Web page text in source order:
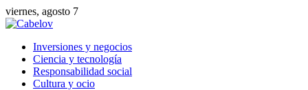
viernes, agosto 7
Inversiones y negocios
Ciencia y tecnología
Responsabilidad social
Cultura y ocio